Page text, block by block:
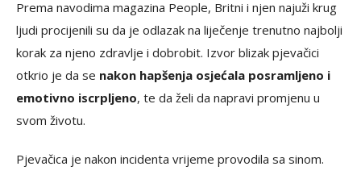
Prema navodima magazina People, Britni i njen najuži krug
ljudi procijenili su da je odlazak na liječenje trenutno najbolji
korak za njeno zdravlje i dobrobit. Izvor blizak pjevačici
otkrio je da se nakon hapšenja osjećala posramljeno i
emotivno iscrpljeno, te da želi da napravi promjenu u
svom životu.
Pjevačica je nakon incidenta vrijeme provodila sa sinom.